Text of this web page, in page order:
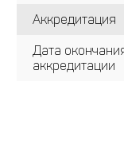
Аккредитация
Дата
аккредитации